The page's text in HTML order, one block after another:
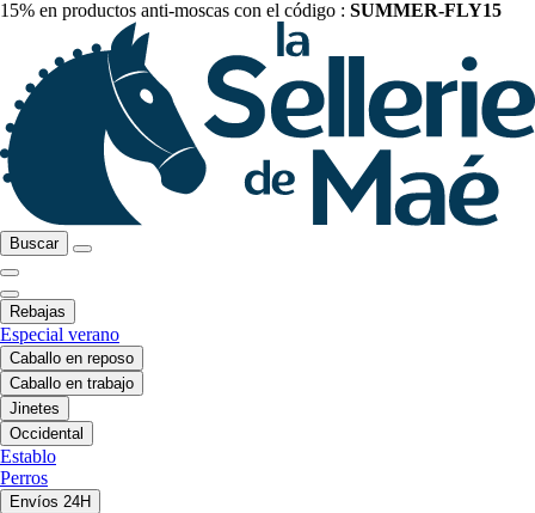
15% en productos anti-moscas con el código : SUMMER-FLY15
Buscar
Rebajas
Especial verano
Caballo en reposo
Caballo en trabajo
Jinetes
Occidental
Establo
Perros
Envíos 24H